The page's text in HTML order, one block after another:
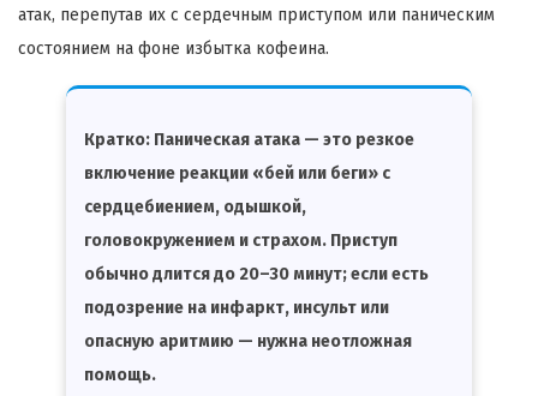
атак, перепутав их с сердечным приступом или паническим
состоянием на фоне избытка кофеина.
Кратко: Паническая атака — это резкое
включение реакции «бей или беги» с
сердцебиением, одышкой,
головокружением и страхом. Приступ
обычно длится до 20–30 минут; если есть
подозрение на инфаркт, инсульт или
опасную аритмию — нужна неотложная
помощь.